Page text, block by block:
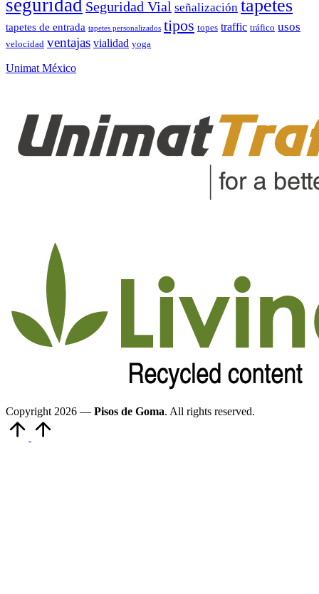
seguridad Seguridad Vial señalización tapetes
tapetes de entrada tapetes personalizados tipos topes traffic tráfico usos
velocidad ventajas vialidad yoga
Unimat México
Copyright 2026 — Pisos de Goma. All rights reserved.